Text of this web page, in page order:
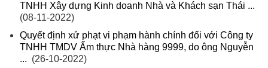
TNHH Xây dựng Kinh doanh Nhà và Khách sạn Thái ...
(08-11-2022)
Quyết định xử phạt vi phạm hành chính đối với Công ty
TNHH TMDV Ẩm thực Nhà hàng 9999, do ông Nguyễn
... (26-10-2022)